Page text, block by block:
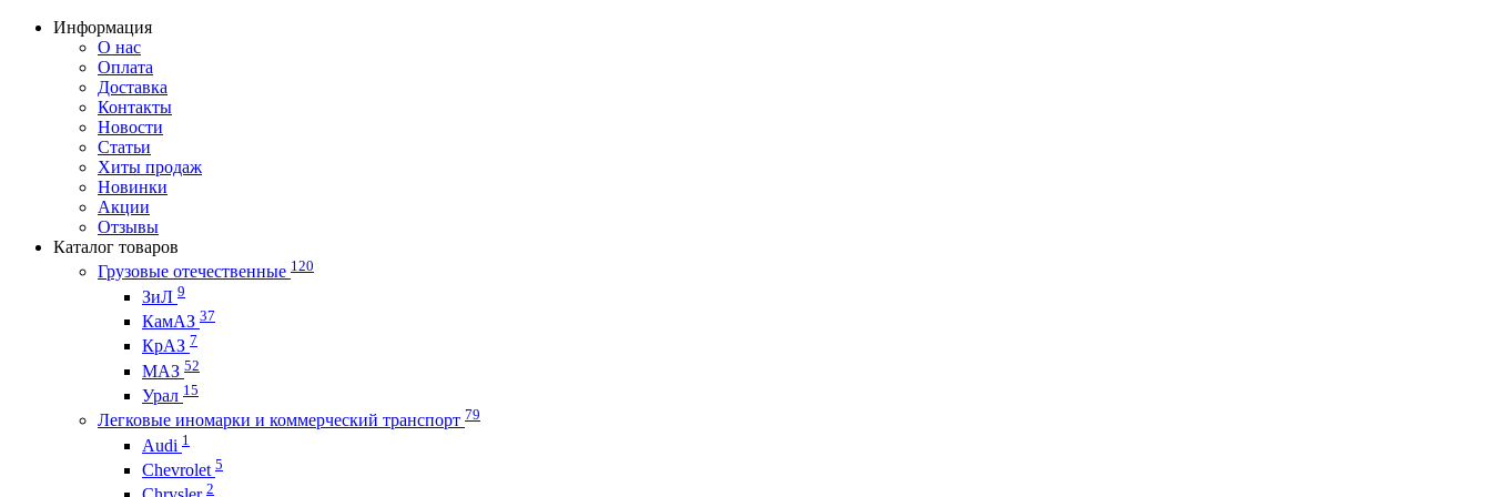
Информация
О нас
Оплата
Доставка
Контакты
Новости
Статьи
Хиты продаж
Новинки
Акции
Отзывы
Каталог товаров
Грузовые отечественные 120
ЗиЛ 9
КамАЗ 37
КрАЗ 7
МАЗ 52
Урал 15
Легковые иномарки и коммерческий транспорт 79
Audi 1
Chevrolet 5
2